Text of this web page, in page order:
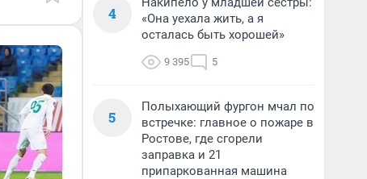
4
«Она уехала жить, а я
осталась быть хорошей»
9 395 5
5
Полыхающий фургон мчал по
встречке: главное о пожаре в
Ростове, где сгорели
заправка и 21
припаркованная машина